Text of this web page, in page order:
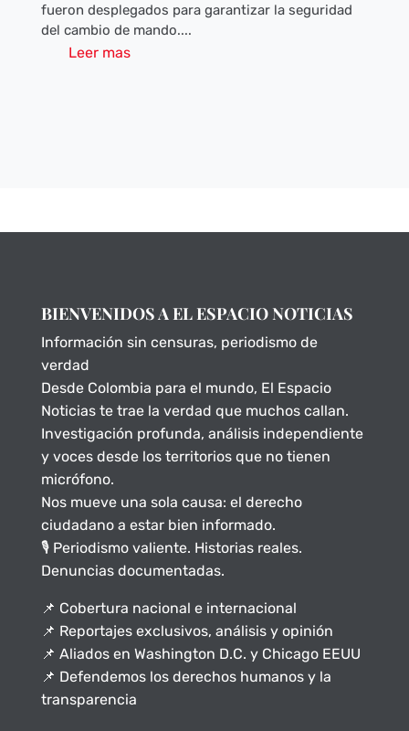
fueron desplegados para garantizar la seguridad
del cambio de mando....
Leer mas
BIENVENIDOS A EL ESPACIO NOTICIAS
Información sin censuras, periodismo de
verdad
Desde Colombia para el mundo, El Espacio
Noticias te trae la verdad que muchos callan.
Investigación profunda, análisis independiente
y voces desde los territorios que no tienen
micrófono.
Nos mueve una sola causa: el derecho
ciudadano a estar bien informado.
🎙️ Periodismo valiente. Historias reales.
Denuncias documentadas.
📌 Cobertura nacional e internacional
📌 Reportajes exclusivos, análisis y opinión
📌 Aliados en Washington D.C. y Chicago EEUU
📌 Defendemos los derechos humanos y la
transparencia